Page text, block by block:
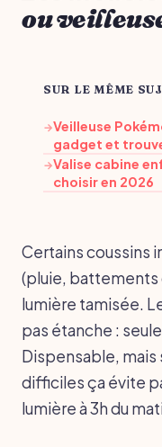
ou
SUR LE MÊME
→Veilleuse
gadget et
→Valise cabine
choisir en 2026
Certains coussins
(pluie,
lumière tamisée.
pas étanche :
Dispensable,
difficiles ça évite
lumière à 3h du